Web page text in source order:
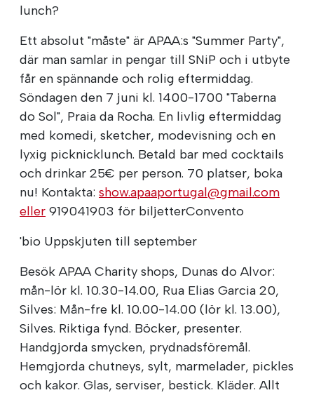
lunch?
Ett absolut "måste" är APAA:s "Summer Party",
där man samlar in pengar till SNiP och i utbyte
får en spännande och rolig eftermiddag.
Söndagen den 7 juni kl. 1400-1700 "Taberna
do Sol", Praia da Rocha. En livlig eftermiddag
med komedi, sketcher, modevisning och en
lyxig picknicklunch. Betald bar med cocktails
och drinkar 25€ per person. 70 platser, boka
nu! Kontakta: show.apaaportugal@gmail.com
eller 919041903 för biljetterConvento
'bio Uppskjuten till september
Besök APAA Charity shops, Dunas do Alvor:
mån-lör kl. 10.30-14.00, Rua Elias Garcia 20,
Silves: Mån-fre kl. 10.00-14.00 (lör kl. 13.00),
Silves. Riktiga fynd. Böcker, presenter.
Handgjorda smycken, prydnadsföremål.
Hemgjorda chutneys, sylt, marmelader, pickles
och kakor. Glas, serviser, bestick. Kläder. Allt